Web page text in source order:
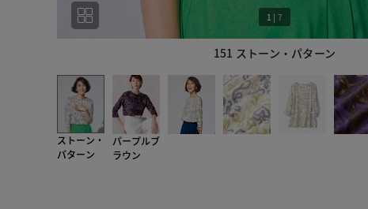
151 ストーン・パターン
1 | 7
ストーン・
パターン
パープルブ
ラウン